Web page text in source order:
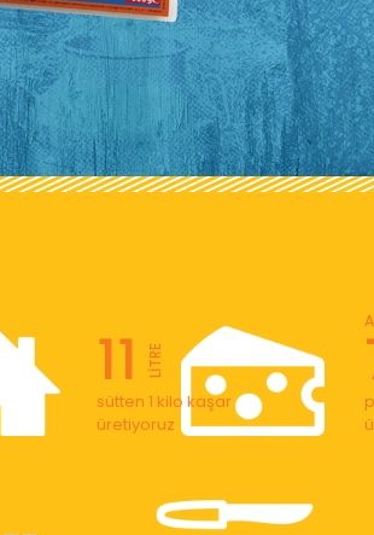
11 LİTRE
sütten 1 kilo kaşar
üretiyoruz